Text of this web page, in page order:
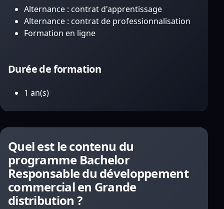
Alternance : contrat d'apprentissage
Alternance : contrat de professionnalisation
Formation en ligne
Durée de formation
1 an(s)
Quel est le contenu du
programme Bachelor
Responsable du développement
commercial en Grande
distribution ?